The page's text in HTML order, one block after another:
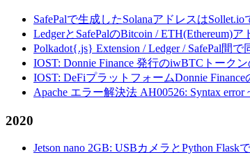
SafePalで生成したSolanaアドレスは
LedgerとSafePalのBitcoin / ETH(Ethereum)
Polkadot{.js} Extension / Ledger / SafePal間
IOST: Donnie Finance 発行のiwBTCトーク
IOST: DeFiプラットフォームDonnie
Apache エラー解決法 AH00526: Syntax error
2020
Jetson nano 2GB: USBカメラとPython Flask